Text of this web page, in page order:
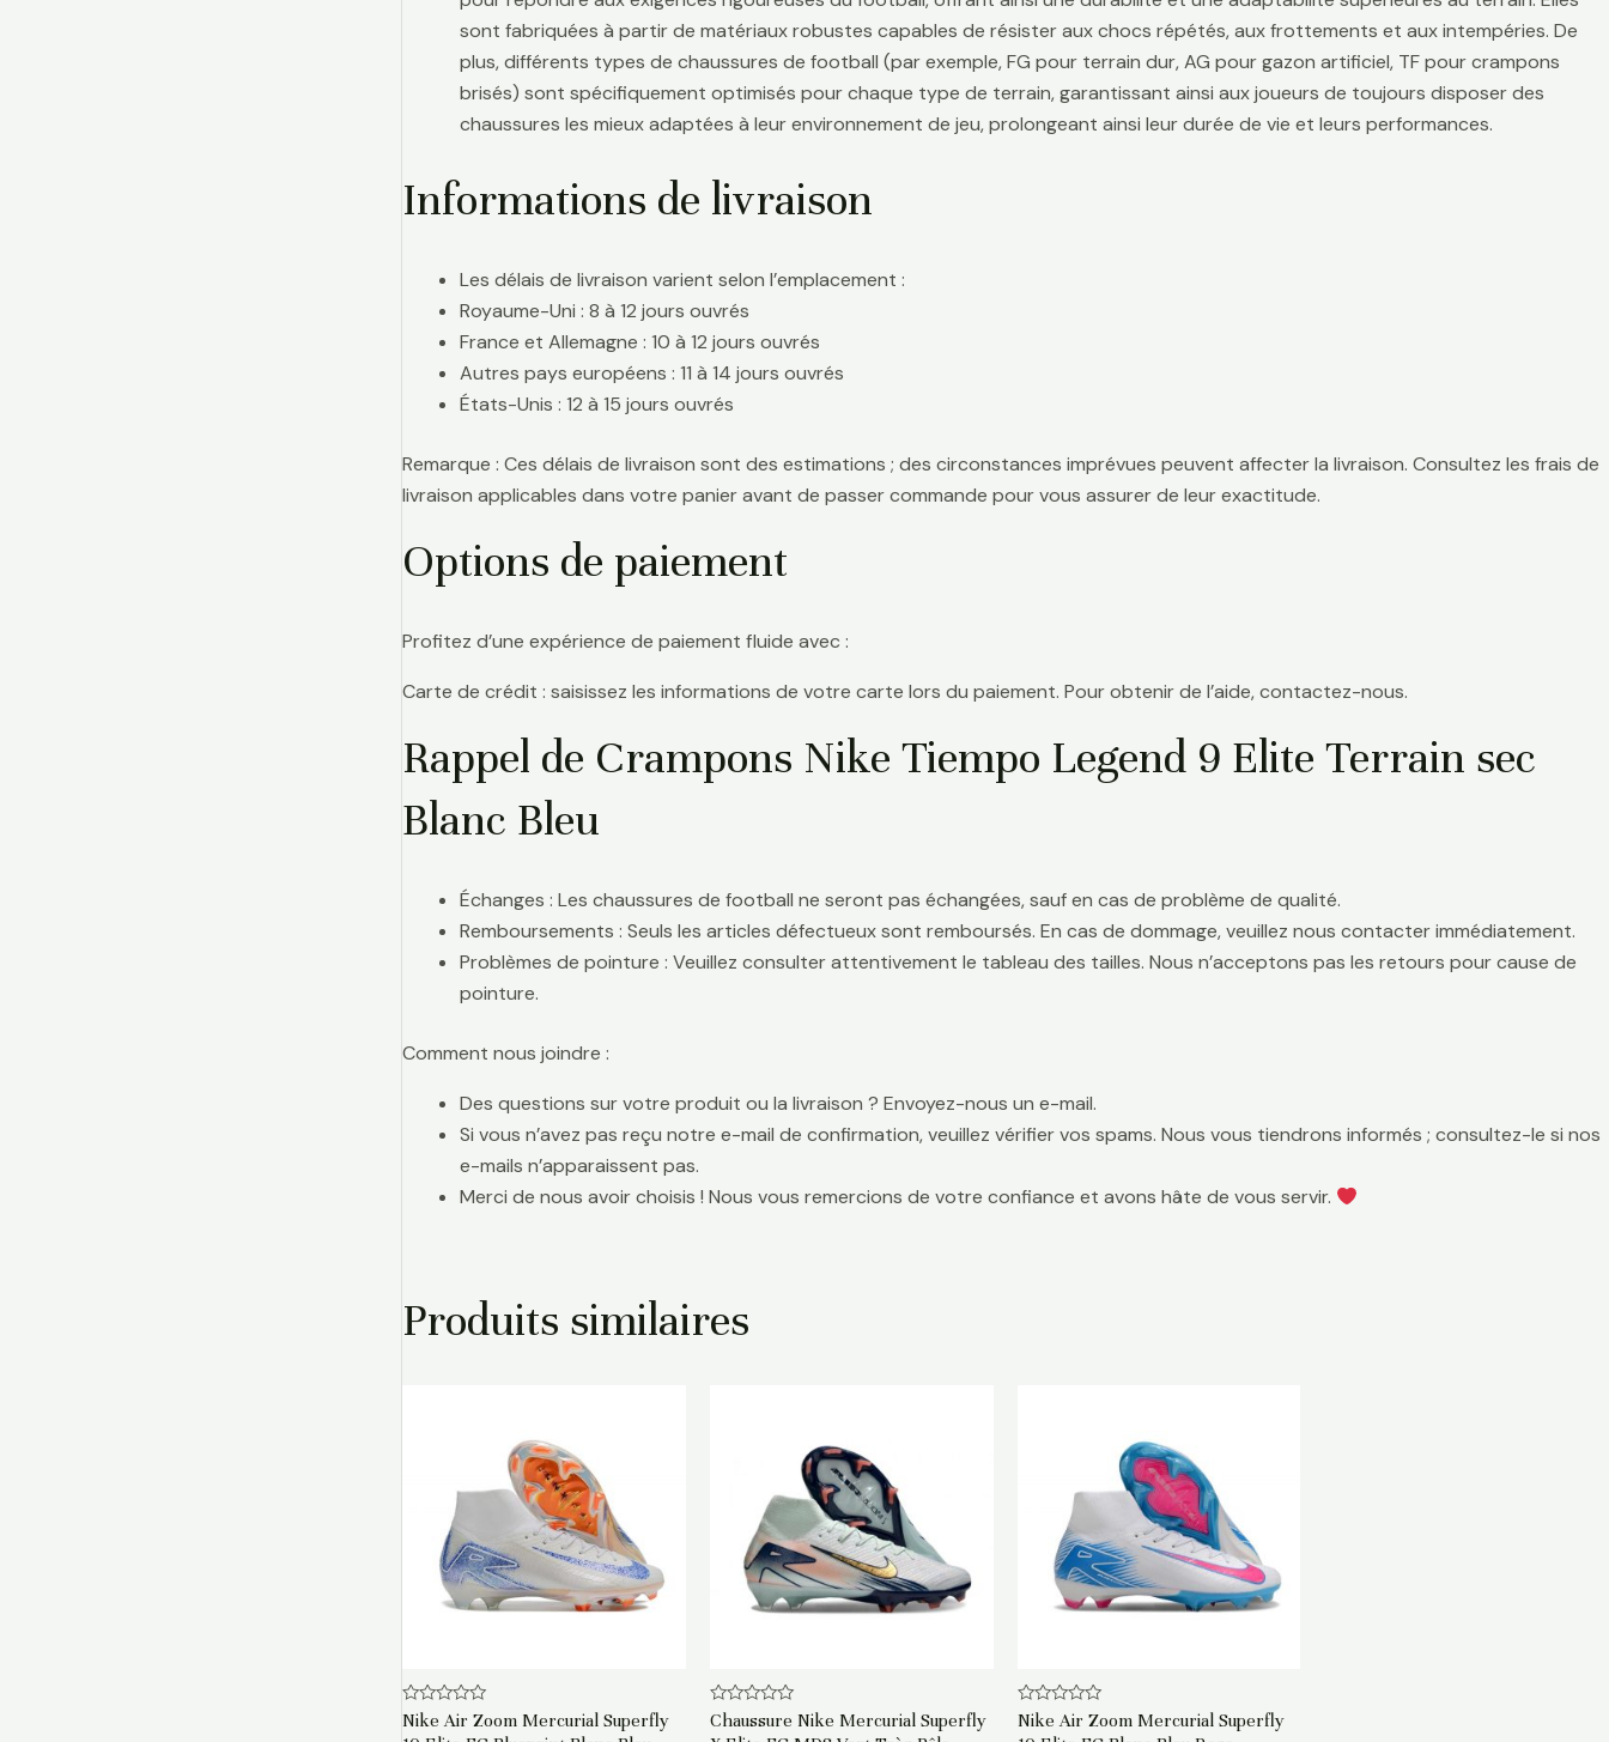
sont fabriquées à partir de matériaux robustes capables de résister aux chocs répétés, aux frottements et aux intempéries. De
plus, différents types de chaussures de football (par exemple, FG pour terrain dur, AG pour gazon artificiel, TF pour crampons
brisés) sont spécifiquement optimisés pour chaque type de terrain, garantissant ainsi aux joueurs de toujours disposer des
chaussures les mieux adaptées à leur environnement de jeu, prolongeant ainsi leur durée de vie et leurs performances.
Informations de livraison
Les délais de livraison varient selon l’emplacement :
Royaume-Uni : 8 à 12 jours ouvrés
France et Allemagne : 10 à 12 jours ouvrés
Autres pays européens : 11 à 14 jours ouvrés
États-Unis : 12 à 15 jours ouvrés
Remarque : Ces délais de livraison sont des estimations ; des circonstances imprévues peuvent affecter la livraison. Consultez les frais de
livraison applicables dans votre panier avant de passer commande pour vous assurer de leur exactitude.
Options de paiement
Profitez d’une expérience de paiement fluide avec :
Carte de crédit : saisissez les informations de votre carte lors du paiement. Pour obtenir de l’aide, contactez-nous.
Rappel de Crampons Nike Tiempo Legend 9 Elite Terrain sec
Blanc Bleu
Échanges : Les chaussures de football ne seront pas échangées, sauf en cas de problème de qualité.
Remboursements : Seuls les articles défectueux sont remboursés. En cas de dommage, veuillez nous contacter immédiatement.
Problèmes de pointure : Veuillez consulter attentivement le tableau des tailles. Nous n’acceptons pas les retours pour cause de
pointure.
Comment nous joindre :
Des questions sur votre produit ou la livraison ? Envoyez-nous un e-mail.
Si vous n’avez pas reçu notre e-mail de confirmation, veuillez vérifier vos spams. Nous vous tiendrons informés ; consultez-le si nos
e-mails n’apparaissent pas.
Merci de nous avoir choisis ! Nous vous remercions de votre confiance et avons hâte de vous servir.
Produits similaires
Note
0
Nike Air Zoom Mercurial Superfly
Note
0
Chaussure Nike Mercurial Superfly
Note
0
Nike Air Zoom Mercurial Superfly